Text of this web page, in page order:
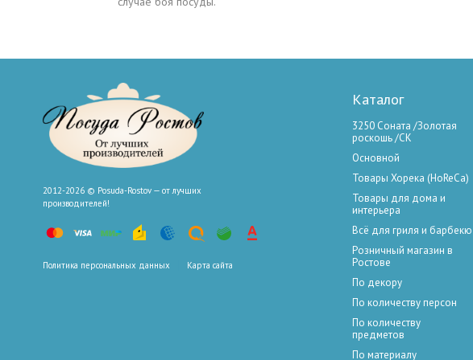
2012-2026 © Posuda-Rostov — от лучших
производителей!
Политика персональных данных Карта сайта
Каталог
3250 Соната /Золотая
роскошь /СК
Основной
Товары Хорека (HoReCa)
Товары для дома и
интерьера
Всё для гриля и барбекю
Розничный магазин в
Ростове
По декору
По количеству персон
По количеству
предметов
По материалу